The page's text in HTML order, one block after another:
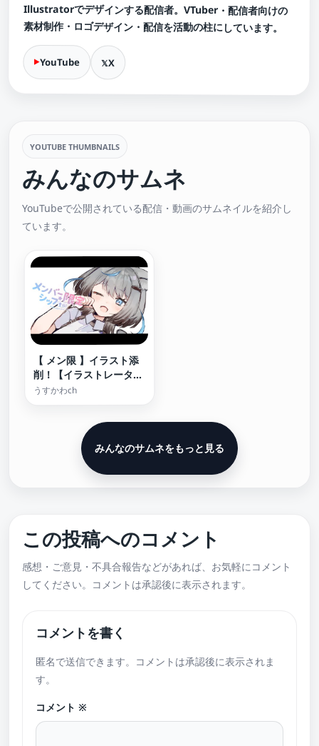
Illustratorでデザインする配信者。VTuber・配信者向けの
素材制作・ロゴデザイン・配信を活動の柱にしています。
YouTube X
YOUTUBE THUMBNAILS
みんなのサムネ
YouTubeで公開されている配信・動画のサムネイルを紹介し
ています。
【 メン限 】イラスト添
削！【イラストレーター
Vtuber/うすかわ】
うすかわch
みんなのサムネをもっと見る
この投稿へのコメント
感想・ご意見・不具合報告などがあれば、お気軽にコメント
してください。コメントは承認後に表示されます。
コメントを書く
匿名で送信できます。コメントは承認後に表示されま
す。
コメント ※